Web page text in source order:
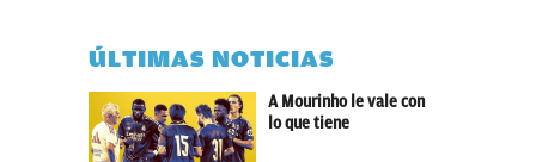
ÚLTIMAS NOTICIAS
A Mourinho le vale con
lo que tiene